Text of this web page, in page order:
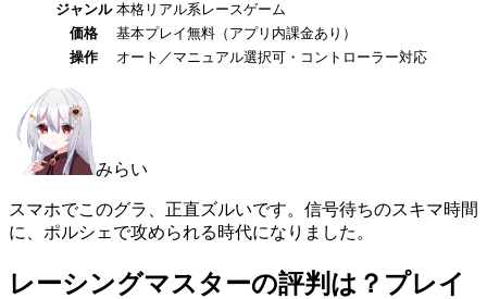
ジャンル 本格リアル系レースゲーム
価格
基本プレイ無料（アプリ内課金あり）
操作
オート／マニュアル選択可・コントローラー対応
みらい
スマホでこのグラ、正直ズルいです。信号待ちのスキマ時間
に、ポルシェで攻められる時代になりました。
レーシングマスターの評判は？プレイ